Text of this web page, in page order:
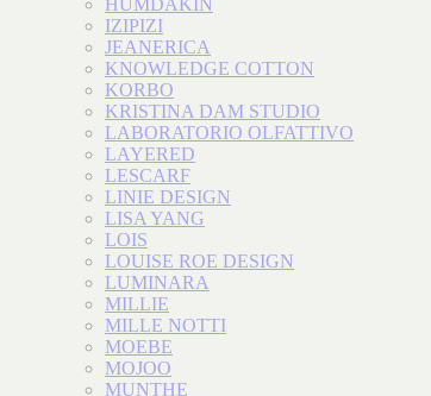
HUMDAKIN
IZIPIZI
JEANERICA
KNOWLEDGE COTTON
KORBO
KRISTINA DAM STUDIO
LABORATORIO OLFATTIVO
LAYERED
LESCARF
LINIE DESIGN
LISA YANG
LOIS
LOUISE ROE DESIGN
LUMINARA
MILLIE
MILLE NOTTI
MOEBE
MOJOO
MUNTHE